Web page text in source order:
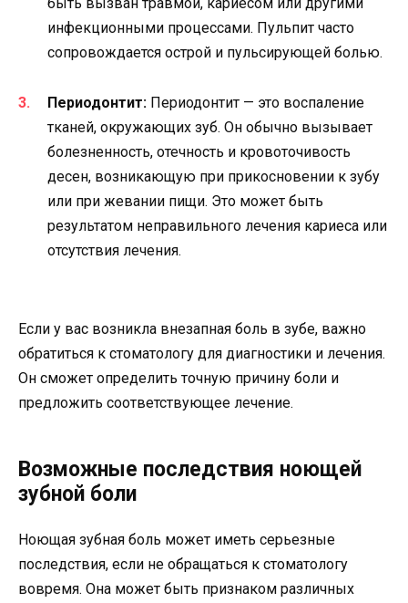
быть вызван травмой, кариесом или другими
инфекционными процессами. Пульпит часто
сопровождается острой и пульсирующей болью.
Периодонтит: Периодонтит — это воспаление
тканей, окружающих зуб. Он обычно вызывает
болезненность, отечность и кровоточивость
десен, возникающую при прикосновении к зубу
или при жевании пищи. Это может быть
результатом неправильного лечения кариеса или
отсутствия лечения.
Если у вас возникла внезапная боль в зубе, важно
обратиться к стоматологу для диагностики и лечения.
Он сможет определить точную причину боли и
предложить соответствующее лечение.
Возможные последствия ноющей
зубной боли
Ноющая зубная боль может иметь серьезные
последствия, если не обращаться к стоматологу
вовремя. Она может быть признаком различных